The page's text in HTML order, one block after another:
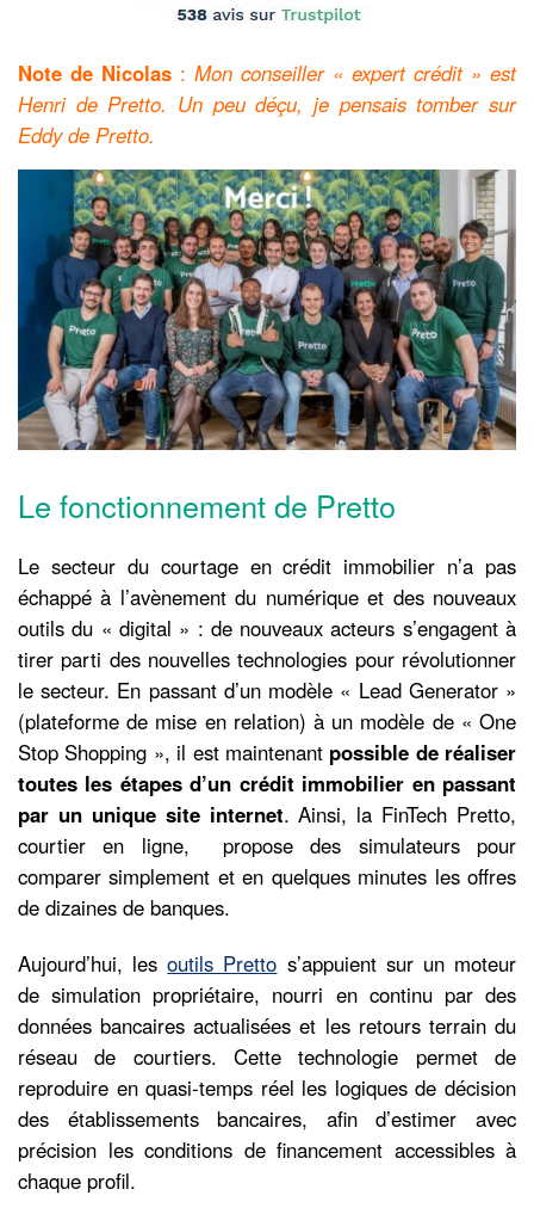
Note de Nicolas : Mon conseiller « expert crédit » est
Henri de Pretto. Un peu déçu, je pensais tomber sur
Eddy de Pretto.
Le fonctionnement de Pretto
Le secteur du courtage en crédit immobilier n’a pas
échappé à l’avènement du numérique et des nouveaux
outils du « digital » : de nouveaux acteurs s’engagent à
tirer parti des nouvelles technologies pour révolutionner
le secteur. En passant d’un modèle « Lead Generator »
(plateforme de mise en relation) à un modèle de « One
Stop Shopping », il est maintenant possible de réaliser
toutes les étapes d’un crédit immobilier en passant
par un unique site internet. Ainsi, la FinTech Pretto,
courtier en ligne, propose des simulateurs pour
comparer simplement et en quelques minutes les offres
de dizaines de banques.
Aujourd’hui, lesoutils Pretto s’appuient sur un moteur
de simulation propriétaire, nourri en continu par des
données bancaires actualisées et les retours terrain du
réseau de courtiers. Cette technologie permet de
reproduire en quasi-temps réel les logiques de décision
des établissements bancaires, afin d’estimer avec
précision les conditions de financement accessibles à
chaque profil.